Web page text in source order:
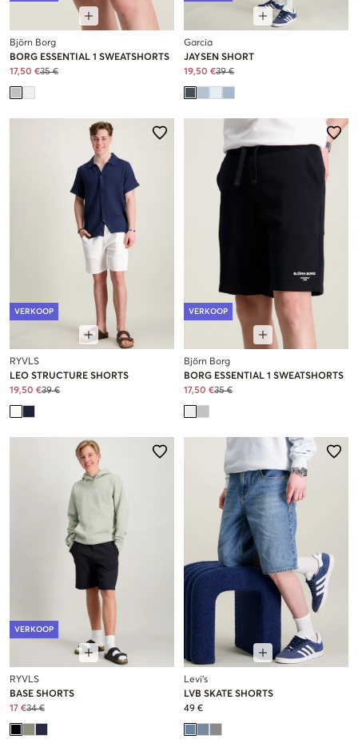
Björn Borg
BORG ESSENTIAL 1 SWEATSHORTS
17,50 €35 €
Garcia
JAYSEN SHORT
19,50 €39 €
VERKOOP
RYVLS
LEO STRUCTURE SHORTS
19,50 €39 €
VERKOOP
Björn Borg
BORG ESSENTIAL 1 SWEATSHORTS
17,50 €35 €
VERKOOP
RYVLS
BASE SHORTS
17 €34 €
Levi's
LVB SKATE SHORTS
49 €